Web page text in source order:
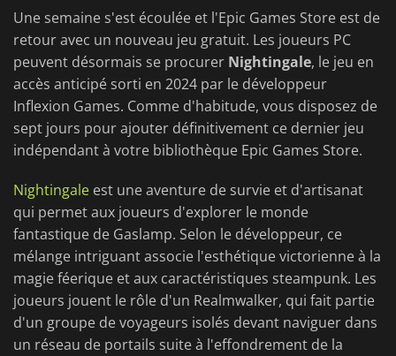
Une semaine s'est écoulée et l'Epic Games Store est de
retour avec un nouveau jeu gratuit. Les joueurs PC
peuvent désormais se procurer Nightingale, le jeu en
accès anticipé sorti en 2024 par le développeur
Inflexion Games. Comme d'habitude, vous disposez de
sept jours pour ajouter définitivement ce dernier jeu
indépendant à votre bibliothèque Epic Games Store.
Nightingale est une aventure de survie et d'artisanat
qui permet aux joueurs d'explorer le monde
fantastique de Gaslamp. Selon le développeur, ce
mélange intriguant associe l'esthétique victorienne à la
magie féerique et aux caractéristiques steampunk. Les
joueurs jouent le rôle d'un Realmwalker, qui fait partie
d'un groupe de voyageurs isolés devant naviguer dans
un réseau de portails suite à l'effondrement de la